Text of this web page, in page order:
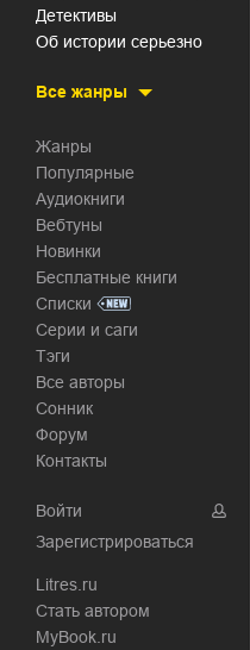
детективы
об истории серьезно
Все жанры
Жанры
Популярные
Аудиокниги
Вебтуны
Новинки
Бесплатные книги
Списки
Серии и саги
Тэги
Все авторы
Сонник
Форум
Контакты
Войти
Зарегистрироваться
Litres.ru
Стать автором
MyBook.ru